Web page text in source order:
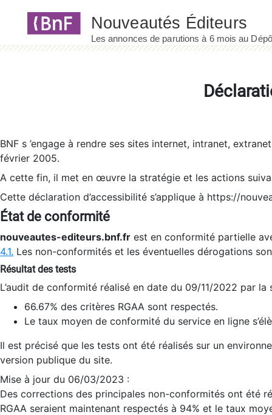
BNF s ’engage à rendre ses sites internet, intranet,
février 2005.
A cette fin, il met en œuvre la stratégie et les actions
Cette déclaration d’accessibilité s’applique à https://
État de conformité
nouveautes-editeurs.bnf.fr est en conformité partielle
4.1. Les non-conformités et les éventuelles dérogations
Résultat des tests
L’audit de conformité réalisé en date du 09/11/2022 par
66.67% des critères RGAA sont respectés.
Le taux moyen de conformité du service en ligne
Il est précisé que les tests ont été réalisés sur un
version publique du site.
Mise à jour du 06/03/2023 :
Des corrections des principales non-conformités ont été
RGAA seraient maintenant respectés à 94% et le taux